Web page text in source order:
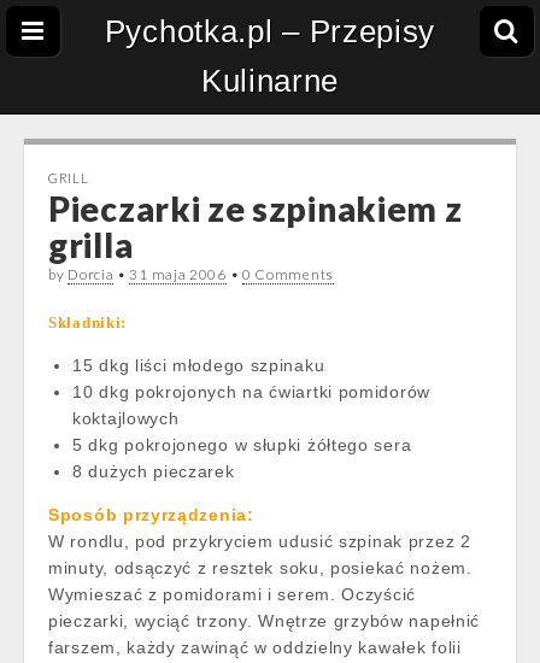
Pychotka.pl – Przepisy
Kulinarne
GRILL
Pieczarki ze szpinakiem z
grilla
by Dorcia •31 maja 2006 • 0 Comments
Składniki:
15 dkg liści młodego szpinaku
10 dkg pokrojonych na ćwiartki pomidorów
koktajlowych
5 dkg pokrojonego w słupki żółtego sera
8 dużych pieczarek
Sposób przyrządzenia:
W rondlu, pod przykryciem udusić szpinak przez 2
minuty, odsączyć z resztek soku, posiekać nożem.
Wymieszać z pomidorami i serem. Oczyścić
pieczarki, wyciąć trzony. Wnętrze grzybów napełnić
farszem, każdy zawinąć w oddzielny kawałek folii